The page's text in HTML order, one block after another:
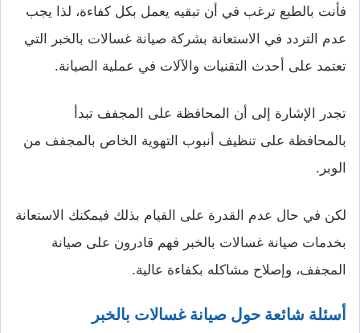
فأنت بالطبع ترغب في أن تبقيه يعمل بكل كفاءة، لذا يجب
عدم التردد في الاستعانة بشركة صيانة غسالات بالخبر التي
تعتمد على أحدث التقنيات والآلات في عملية الصيانة.
تجدر الإشارة إلى أن المحافظة على المجفف تبدأ
بالمحافظة على تنظيف أنبوب التهوية الخاص بالمجفف من
الوبر.
لكن في حال عدم القدرة على القيام بذلك فيمكنك الاستعانة
بخدمات صيانة غسالات بالخبر فهم قادرون على صيانة
المجفف، وإصلاح مشاكله بكفاءة عالية.
أسئلة شائعة حول صيانة غسالات بالخبر